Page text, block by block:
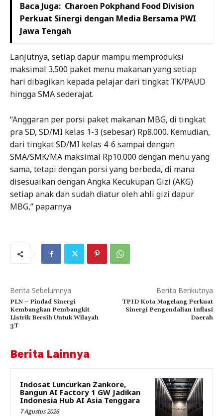
Baca Juga: Charoen Pokphand Food Division
Perkuat Sinergi dengan Media Bersama PWI
Jawa Tengah
Lanjutnya, setiap dapur mampu memproduksi
maksimal 3.500 paket menu makanan yang setiap
hari dibagikan kepada pelajar dari tingkat TK/PAUD
hingga SMA sederajat.
“Anggaran per porsi paket makanan MBG, di tingkat
pra SD, SD/MI kelas 1-3 (sebesar) Rp8.000. Kemudian,
dari tingkat SD/MI kelas 4-6 sampai dengan
SMA/SMK/MA maksimal Rp10.000 dengan menu yang
sama, tetapi dengan porsi yang berbeda, di mana
disesuaikan dengan Angka Kecukupan Gizi (AKG)
setiap anak dan sudah diatur oleh ahli gizi dapur
MBG,” paparnya
Berita Sebelumnya
PLN – Pindad Sinergi
Kembangkan Pembangkit
Listrik Bersih Untuk Wilayah
3T
Berita Berikutnya
TPID Kota Magelang Perkuat
Sinergi Pengendalian Inflasi
Daerah
Berita Lainnya
Indosat Luncurkan Zankore,
Bangun AI Factory 1 GW Jadikan
Indonesia Hub AI Asia Tenggara
7 Agustus 2026